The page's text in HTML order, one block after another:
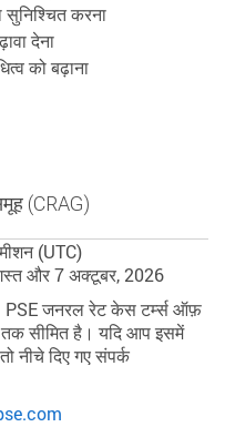
सुनिश्चित करना
देना
को बढ़ाना
(CRAG)
(UTC)
और 7 अक्टूबर, 2026
PSE जनरल रेट केस टर्म्स ऑफ़
सीमित है। यदि आप इसमें
नीचे दिए गए संपर्क